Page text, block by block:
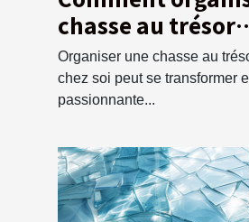
chasse au trésor
éducative pour
la maison
Organiser une chasse au
chez soi peut se transformer
passionnante...